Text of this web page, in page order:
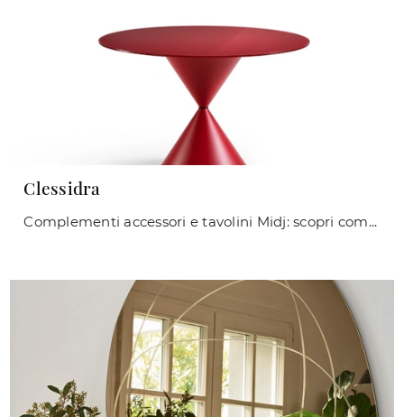
Clessidra
Complementi accessori e tavolini Midj: scopri come completare i tuoi spazi design con il modello Clessidra.